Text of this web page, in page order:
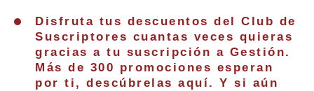
Disfruta tus descuentos del Club de
Suscriptores cuantas veces quieras
gracias a tu suscripción a Gestión.
Más de 300 promociones esperan
por ti, descúbrelas aquí. Y si aún